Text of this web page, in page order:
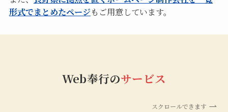
形式でまとめたページもご用意しています。
Web奉行のサービス
スクロールできます